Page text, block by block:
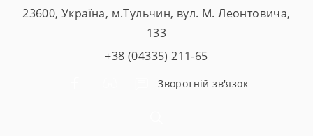
23600, Україна, м.Тульчин, вул. М. Леонтовича,
133
+38 (04335) 211-65
Зворотній зв'язок